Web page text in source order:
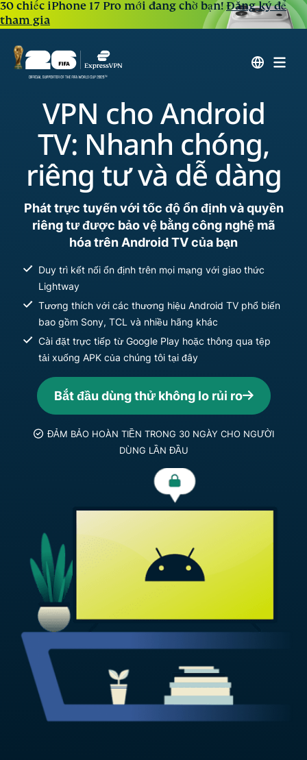
30 chiếc iPhone 17 Pro mới đang chờ bạn!Đăng ký để
tham gia
VPN cho Android
TV: Nhanh chóng,
riêng tư và dễ dàng
Phát trực tuyến với tốc độ ổn định và quyền
riêng tư được bảo vệ bằng công nghệ mã
hóa trên Android TV của bạn
Duy trì kết nối ổn định trên mọi mạng với giao thức
Lightway
Tương thích với các thương hiệu Android TV phổ biến
bao gồm Sony, TCL và nhiều hãng khác
Cài đặt trực tiếp từ Google Play hoặc thông qua tệp
tải xuống APK của chúng tôi tại đây
Bắt đầu dùng thử không lo rủi ro
ĐẢM BẢO HOÀN TIỀN TRONG 30 NGÀY CHO NGƯỜI
DÙNG LẦN ĐẦU